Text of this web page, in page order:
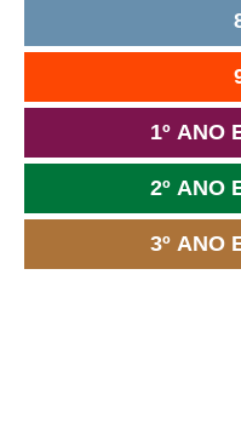
1º ANO
2º ANO
3º ANO